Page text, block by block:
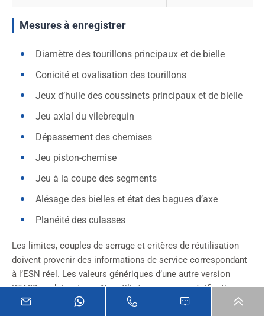
Mesures à enregistrer
Diamètre des tourillons principaux et de bielle
Conicité et ovalisation des tourillons
Jeux d’huile des coussinets principaux et de bielle
Jeu axial du vilebrequin
Dépassement des chemises
Jeu piston-chemise
Jeu à la coupe des segments
Alésage des bielles et état des bagues d’axe
Planéité des culasses
Les limites, couples de serrage et critères de réutilisation
doivent provenir des informations de service correspondant
à l’ESN réel. Les valeurs génériques d’une autre version
KTA38 ne doivent pas être utilisées comme spécifications
finales.